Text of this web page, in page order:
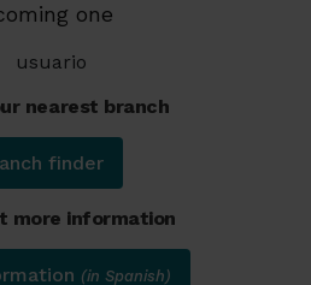
one
nearest branch
finder
more information
(in Spanish)